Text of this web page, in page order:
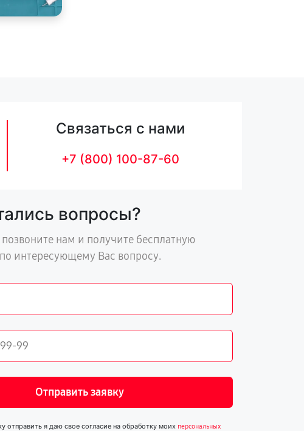
Связаться с нами
+7 (800) 100-87-60
вопросы?
нам и получите бесплатную
интересующему Вас вопросу.
Отправить заявку
отправить я даю свое согласие на обработку моих персональных